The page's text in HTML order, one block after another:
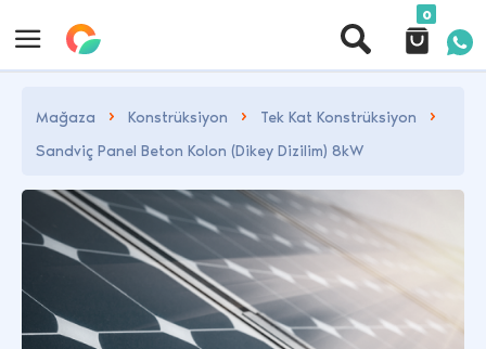
0
Mağaza Konstrüksiyon
Tek Kat Konstrüksiyon
Sandviç Panel Beton Kolon (Dikey Dizilim) 8kW